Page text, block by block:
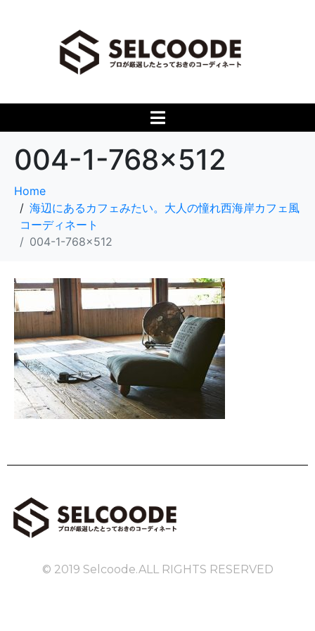
004-1-768×512
Home
海辺にあるカフェみたい。大人の憧れ西海岸カフェ風
コーディネート
004-1-768x512
© 2019 Selcoode.ALL RIGHTS RESERVED